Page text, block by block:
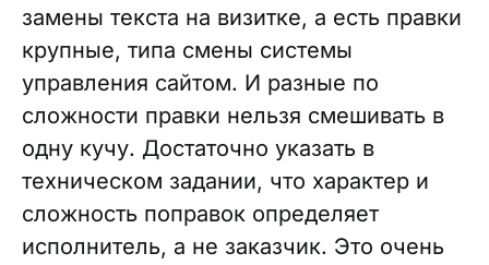
замены текста на визитке, а есть правки
крупные, типа смены системы
управления сайтом. И разные по
сложности правки нельзя смешивать в
одну кучу. Достаточно указать в
техническом задании, что характер и
сложность поправок определяет
исполнитель, а не заказчик. Это очень